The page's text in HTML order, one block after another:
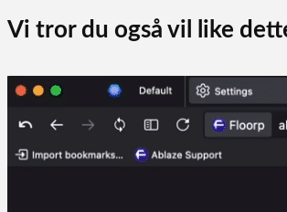
Vi tror du også vil like